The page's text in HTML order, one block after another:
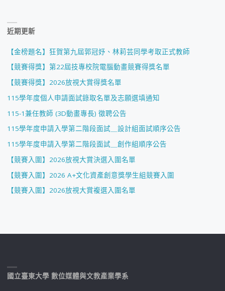
近期更新
【金榜題名】狂賀第九屆郭冠妤、林莉芸同學考取正式教師
【競賽得獎】第22屆技專校院電腦動畫競賽得獎名單
【競賽得獎】2026放視大賞得獎名單
115學年度個人申請面試錄取名單及志願選填通知
115-1兼任教師 (3D動畫專長) 徵聘公告
115學年度申請入學第二階段面試＿設計組面試順序公告
115學年度申請入學第二階段面試＿創作組順序公告
【競賽入圍】2026放視大賞決選入圍名單
【競賽入圍】2026 A+文化資產創意獎學生組競賽入圍
【競賽入圍】2026放視大賞複選入圍名單
國立臺東大學 數位媒體與文教產業學系